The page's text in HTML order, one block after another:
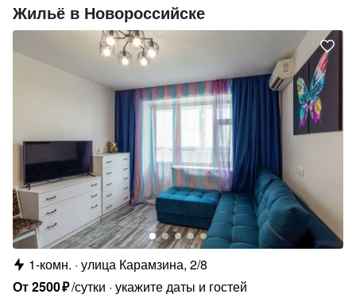
Жильё в Новороссийске
1-комн. улица Карамзина, 2/8
От2500₽/сутки укажите даты и гостей